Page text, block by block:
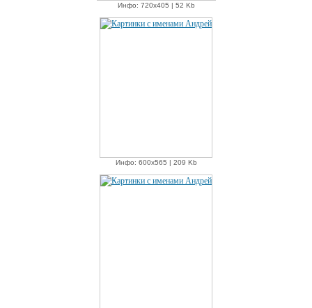
Инфо: 720х405 | 52 Kb
Инфо: 600х565 | 209 Kb